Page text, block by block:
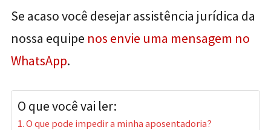
Se acaso você desejar assistência jurídica da
nossa equipe nos envie uma mensagem no
WhatsApp.
O que você vai ler:
O que pode impedir a minha aposentadoria?